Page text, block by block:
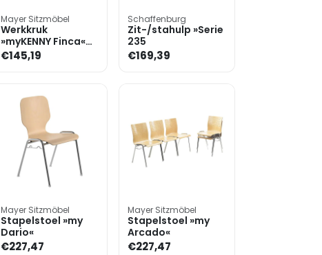
Mayer Sitzmöbel
Werkkruk
»myKENNY Finca«
hendelontgrendeling
kunstleer
€145,19
Schaffenburg
Zit-/stahulp »Serie
235
€169,39
Mayer Sitzmöbel
Stapelstoel »my
Dario«
€227,47
Mayer Sitzmöbel
Stapelstoel »my
Arcado«
€227,47